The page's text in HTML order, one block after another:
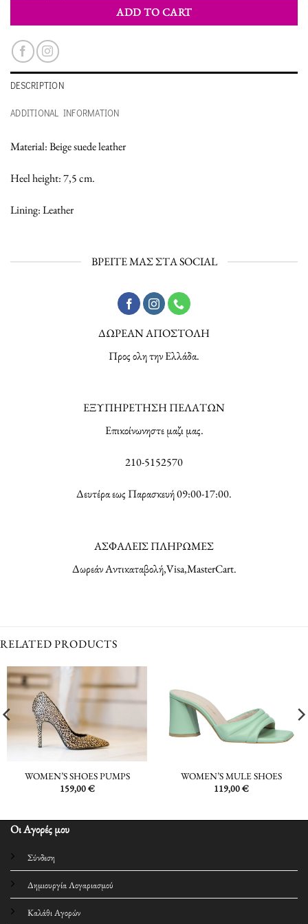
ADD TO CART
DESCRIPTION
ADDITIONAL INFORMATION
Material: Beige suede leather
Heel height: 7,5 cm.
Lining: Leather
ΒΡΕΙΤΕ ΜΑΣ ΣΤΑ SOCIAL
ΔΩΡΕΑΝ ΑΠΟΣΤΟΛΗ
Προς ολη την Ελλάδα.
ΕΞΥΠΗΡΕΤΗΣΗ ΠΕΛΑΤΩΝ
Επικοίνωνηστε μαζι μας.
210-5152570
Δευτέρα εως Παρασκευή 09:00-17:00.
ΑΣΦΑΛΕΙΣ ΠΛΗΡΩΜΕΣ
Δωρεάν Αντικαταβολή,Visa,MasterCart.
RELATED PRODUCTS
WOMEN’S SHOES PUMPS
159,00€
WOMEN’S MULE SHOES
119,00€
Οι Αγορές μου
Σύνδεση
Δημιουργία Λογαριασμού
Καλάθι Αγορών